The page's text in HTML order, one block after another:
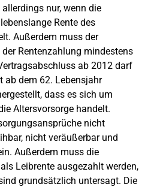
nur, wenn die
Rente des
Außerdem muss der
Rentenzahlung mindestens
ab 2012 darf
ab dem 62. Lebensjahr
dass es sich um
Altersvorsorge handelt.
nicht
nicht veräußerbar und
Außerdem muss die
Leibrente ausgezahlt werden,
grundsätzlich untersagt. Die